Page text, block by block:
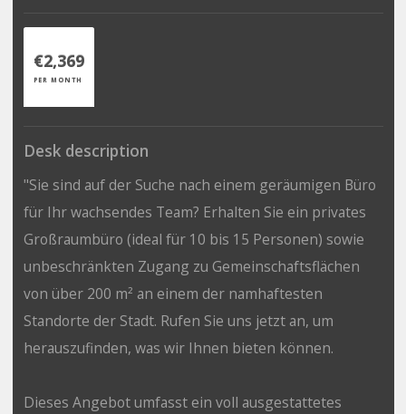
€2,369
PER MONTH
Desk description
"Sie sind auf der Suche nach einem geräumigen Büro
für Ihr wachsendes Team? Erhalten Sie ein privates
Großraumbüro (ideal für 10 bis 15 Personen) sowie
unbeschränkten Zugang zu Gemeinschaftsflächen
von über 200 m² an einem der namhaftesten
Standorte der Stadt. Rufen Sie uns jetzt an, um
herauszufinden, was wir Ihnen bieten können.
Dieses Angebot umfasst ein voll ausgestattetes